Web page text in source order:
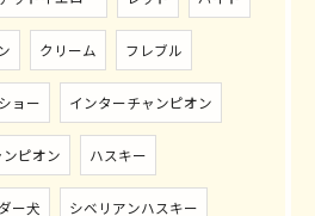
クリーム フレブル
ョー インターチャンピオン
ンピオン ハスキー
ー犬 シベリアンハスキー